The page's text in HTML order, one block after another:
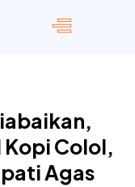
Colol,
Agas